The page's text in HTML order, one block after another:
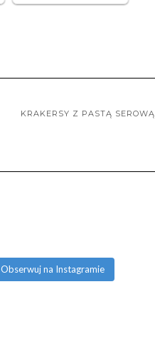
KRAKERSY Z PASTĄ SEROWĄ
Obserwuj na Instagramie